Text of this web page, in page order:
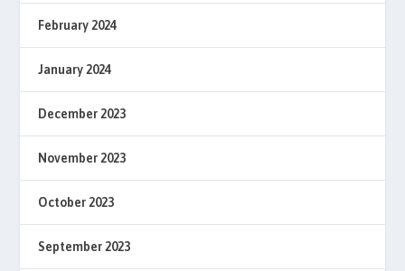
February 2024
January 2024
December 2023
November 2023
October 2023
September 2023